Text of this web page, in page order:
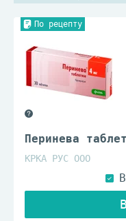
По рецепту
Перинева
КРКА РУС ООО